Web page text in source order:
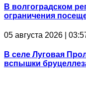
В волгоградском
ограничения
05 августа 2026 |
В селе Луговая
вспышки